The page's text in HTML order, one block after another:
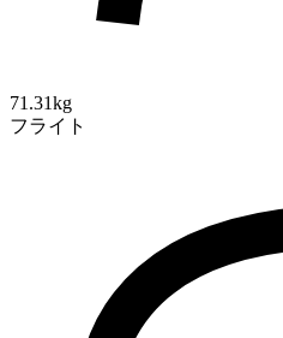
71.31kg
フライト